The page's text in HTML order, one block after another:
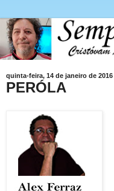
quinta-feira, 14 de janeiro de 2016
PERÓLA